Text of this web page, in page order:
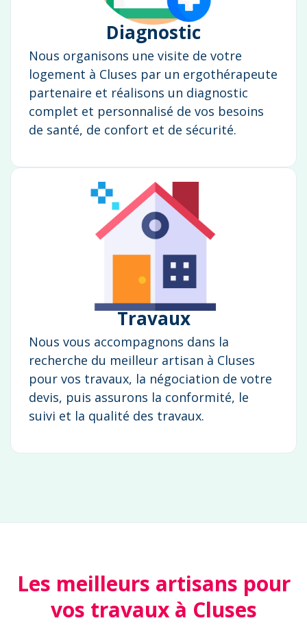
Diagnostic
Nous organisons une visite de votre
logement à Cluses par un ergothérapeute
partenaire et réalisons un diagnostic
complet et personnalisé de vos besoins
de santé, de confort et de sécurité.
Travaux
Nous vous accompagnons dans la
recherche du meilleur artisan à Cluses
pour vos travaux, la négociation de votre
devis, puis assurons la conformité, le
suivi et la qualité des travaux.
Les meilleurs artisans pour
vos travaux à Cluses